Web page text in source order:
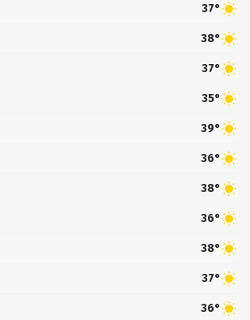
37°
38°
37°
35°
39°
36°
38°
36°
38°
37°
36°